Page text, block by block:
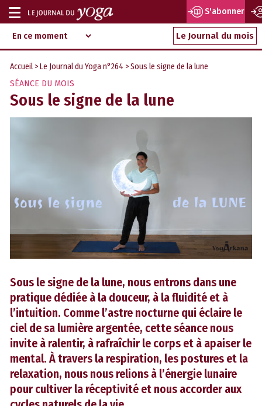
Aller
au
contenu
d‘information
indépendant
Afficher
ou
masquer
la
navigation
S'abonner
Le Journal du mois
Accueil >Le Journal du Yoga n°264 > Sous le signe de la lune
SÉANCE DU MOIS
Sous le signe de la lune
Sous le signe de la lune, nous entrons dans une
pratique dédiée à la douceur, à la fluidité et à
l’intuition. Comme l’astre nocturne qui éclaire le
ciel de sa lumière argentée, cette séance nous
invite à ralentir, à rafraîchir le corps et à apaiser le
mental. À travers la respiration, les postures et la
relaxation, nous nous relions à l’énergie lunaire
pour cultiver la réceptivité et nous accorder aux